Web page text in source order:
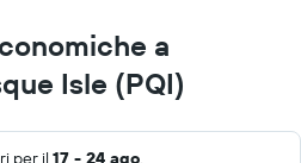
a
Isle (PQI)
per il 17 - 24 ago.